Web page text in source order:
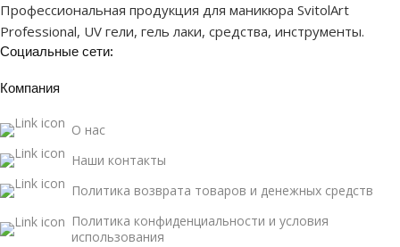
Профессиональная продукция для маникюра SvitolArt
Professional, UV гели, гель лаки, средства, инструменты.
Социальные сети:
Компания
О нас
Наши контакты
Политика возврата товаров и денежных средств
Политика конфиденциальности и условия
использования